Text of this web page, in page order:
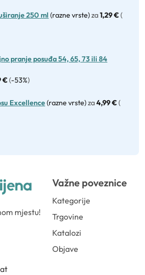
250 ml (razne vrste)za1,29 €(
pranje posuđa 54, 65, 73 ili 84
€(-53%)
Excellence(razne vrste)za4,99 €(
mjestu!
Važne poveznice
Kategorije
Trgovine
Katalozi
Objave